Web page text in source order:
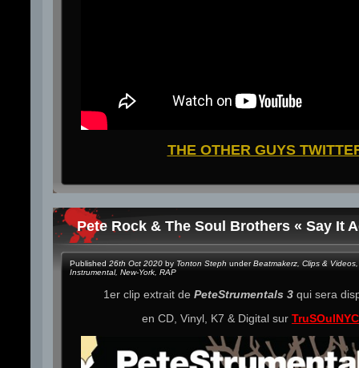
THE OTHER GUYS
Pete Rock & The Soul Brothers « Say It
Published 26th Oct 2020 by Tonton Steph underBeatmakerz Clips & Videos
Instrumental, New-York RAP
1er clip extrait de PeteStrumentals 3 qui sera
en CD, Vinyl, K7 & Digital sur